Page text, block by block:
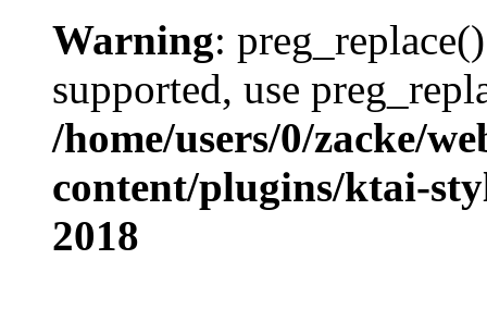
Warning:
supported, use
/home/users/0/zacke/
content/plugins/ktai-
2018